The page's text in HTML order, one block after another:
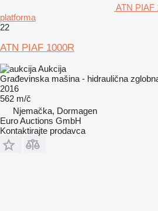
ATN PIAF
platforma
22
ATN PIAF 1000R
Aukcija
Građevinska mašina - hidraulična
2016
562 m/č
Njemačka, Dormagen
Euro Auctions GmbH
Kontaktirajte prodavca